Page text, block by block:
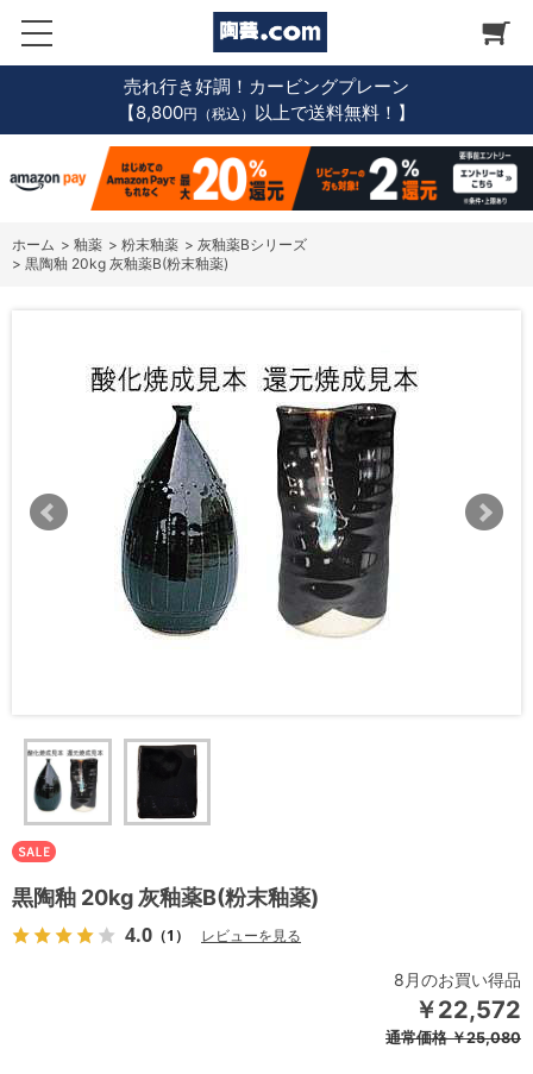
売れ行き好調！カービングプレーン
【8,800円（税込） 以上で送料無料！】
ホーム > 釉薬 > 粉末釉薬 > 灰釉薬Bシリーズ
> 黒陶釉 20kg 灰釉薬B(粉末釉薬)
黒陶釉 20kg 灰釉薬B(粉末釉薬)
4.0 （1） レビューを見る
8月のお買い得品
￥22,572
通常価格￥25,080